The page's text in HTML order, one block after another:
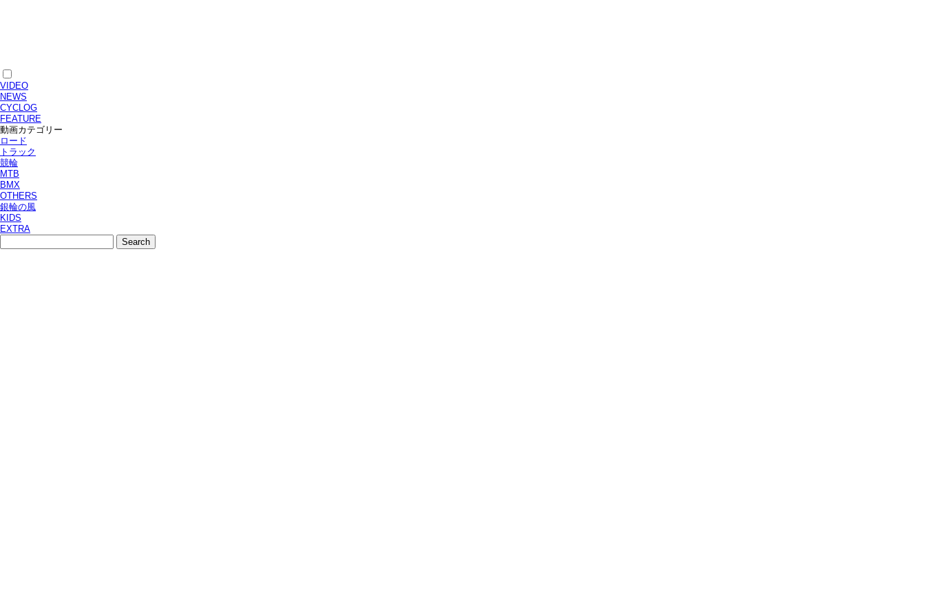
VIDEO
NEWS
CYCLOG
FEATURE
動画カテゴリー
ロード
トラック
競輪
MTB
BMX
OTHERS
銀輪の風
KIDS
EXTRA